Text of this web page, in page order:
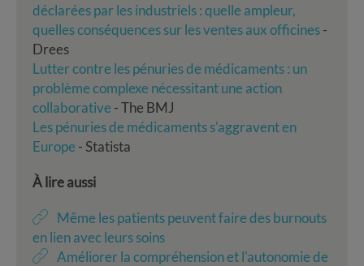
déclarées par les industriels : quelle ampleur,
quelles conséquences sur les ventes aux officines-
Drees
Lutter contre les pénuries de médicaments : un
problème complexe nécessitant une action
collaborative - The BMJ
Les pénuries de médicaments s'aggravent en
Europe - Statista
À lire aussi
Même les patients peuvent faire des burnouts
en lien avec leurs soins
Améliorer la compréhension et l'autonomie de